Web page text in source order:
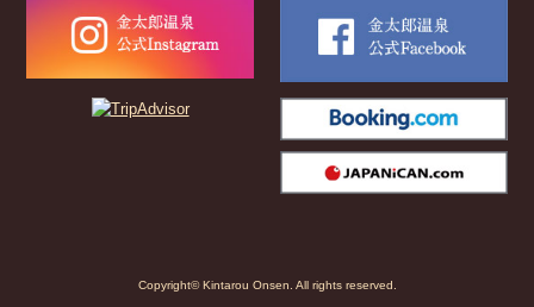
Copyright© Kintarou Onsen. All rights reserved.